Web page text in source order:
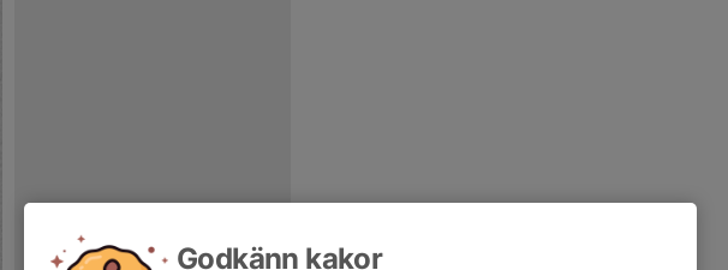
Godkänn kakor